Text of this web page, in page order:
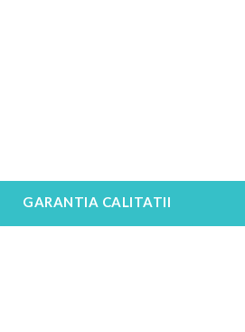
GARANTIA CALITATII